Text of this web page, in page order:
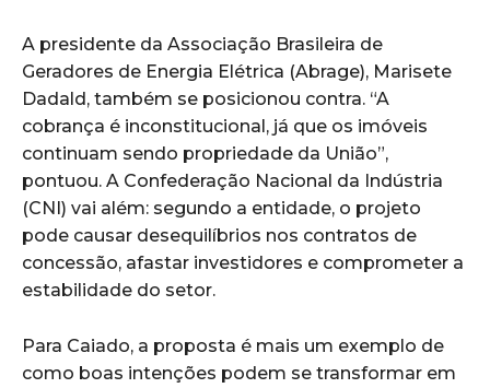
A presidente da Associação Brasileira de
Geradores de Energia Elétrica (Abrage), Marisete
Dadald, também se posicionou contra. “A
cobrança é inconstitucional, já que os imóveis
continuam sendo propriedade da União”,
pontuou. A Confederação Nacional da Indústria
(CNI) vai além: segundo a entidade, o projeto
pode causar desequilíbrios nos contratos de
concessão, afastar investidores e comprometer a
estabilidade do setor.
Para Caiado, a proposta é mais um exemplo de
como boas intenções podem se transformar em